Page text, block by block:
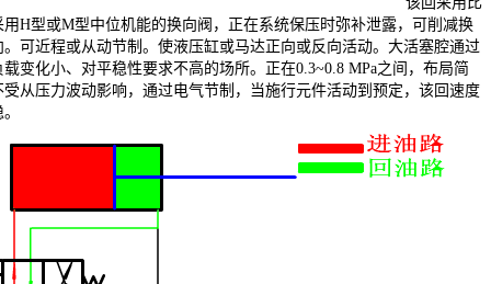
H型或M型中位机能的换向阀，正在系统保压时弥补泄露，可削减换
可近程或从动节制。使液压缸或马达正向或反向活动。大活塞腔通过
变化小、对平稳性要求不高的场所。正在0.3~0.8 MPa之间，布局简
从压力波动影响，通过电气节制，当施行元件活动到预定，该回速度